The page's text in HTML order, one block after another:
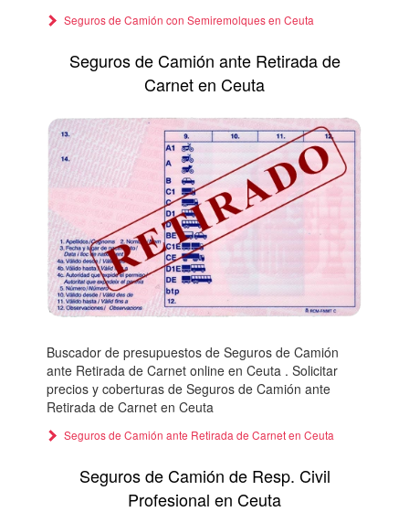
Seguros de Camión con Semiremolques en Ceuta
Seguros de Camión ante Retirada de
Carnet en Ceuta
Buscador de presupuestos de Seguros de Camión
ante Retirada de Carnet online en Ceuta . Solicitar
precios y coberturas de Seguros de Camión ante
Retirada de Carnet en Ceuta
Seguros de Camión ante Retirada de Carnet en Ceuta
Seguros de Camión de Resp. Civil
Profesional en Ceuta